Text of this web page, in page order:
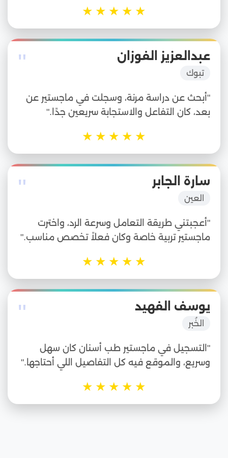
★
★
★
★
★
" عبدالعزيز الفوزان
تبوك
"أبحث عن دراسة مرنة، وسجلت في ماجستير عن
بعد، كان التفاعل والاستجابة سريعين جدًا."
★
★
★
★
★
" سارة الجابر
العين
"أعجبتني طريقة التعامل وسرعة الرد، واخترت
ماجستير تربية خاصة وكان فعلاً تخصص مناسب."
★
★
★
★
★
" يوسف الفهيد
الخُبر
"التسجيل في ماجستير طب أسنان كان سهل
وسريع، والموقع فيه كل التفاصيل اللي أحتاجها."
★
★
★
★
★